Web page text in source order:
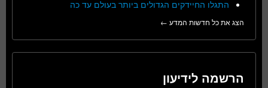
התגלו החיידקים הגדולים ביותר בעולם עד כה
הצג את כל חדשות המדע ←
הרשמה לידיעון